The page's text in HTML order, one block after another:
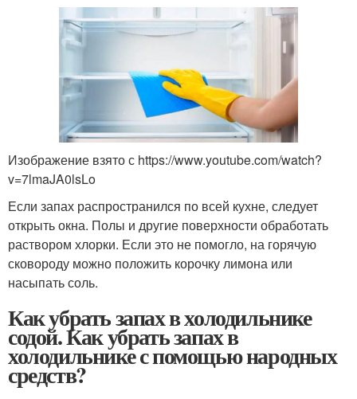
Изображение взято с https://www.youtube.com/watch?
v=7lmaJA0lsLo
Если запах распространился по всей кухне, следует
открыть окна. Полы и другие поверхности обработать
раствором хлорки. Если это не помогло, на горячую
сковороду можно положить корочку лимона или
насыпать соль.
Как убрать запах в холодильнике
содой. Как убрать запах в
холодильнике с помощью народных
средств?